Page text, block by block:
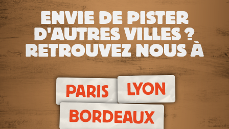
ENVIE DE PISTER
D'AUTRES VILLES ?
RETROUVEZ NOUS À
PARIS LYON
BORDEAUX